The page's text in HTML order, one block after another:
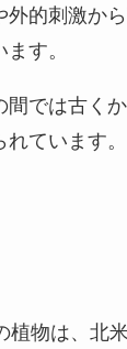
外的刺激か
す。
間では古く
ています。
植物は、北